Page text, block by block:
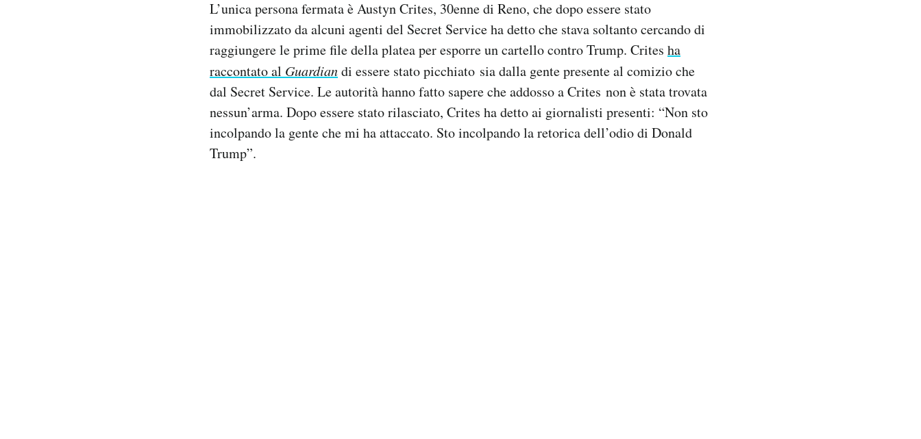
L’unica persona fermata è Austyn Crites, 30enne di Reno, che dopo essere stato
immobilizzato da alcuni agenti del Secret Service ha detto che stava soltanto cercando di
raggiungere le prime file della platea per esporre un cartello contro Trump. Crites ha
raccontato al Guardiandi essere stato picchiato sia dalla gente presente al comizio che
dal Secret Service. Le autorità hanno fatto sapere che addosso a Crites non è stata trovata
nessun’arma. Dopo essere stato rilasciato, Crites ha detto ai giornalisti presenti: “Non sto
incolpando la gente che mi ha attaccato. Sto incolpando la retorica dell’odio di Donald
Trump”.